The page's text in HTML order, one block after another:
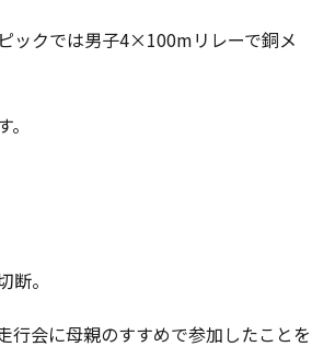
ックでは男子4×100mリレーで銅メ
。
行会に母親のすすめで参加したことを